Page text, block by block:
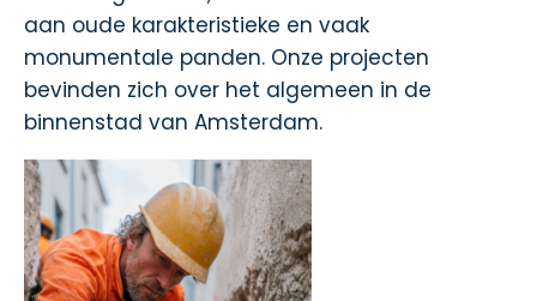
aan oude karakteristieke en vaak
monumentale panden. Onze projecten
bevinden zich over het algemeen in de
binnenstad van Amsterdam.